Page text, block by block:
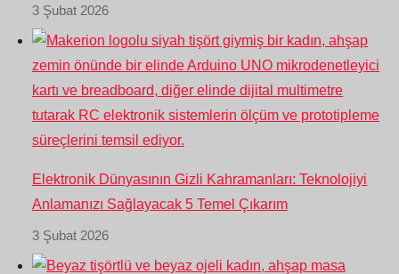
3 Şubat 2026
Elektronik Dünyasının Gizli Kahramanları: Teknolojiyi
Anlamanızı Sağlayacak 5 Temel Çıkarım
3 Şubat 2026